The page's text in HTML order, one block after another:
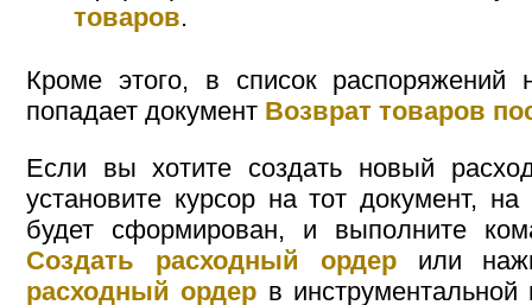
товаров.
Кроме этого, в список распоряжений
попадает документ Возврат товаров
Если вы хотите создать новый
установите курсор на тот документ, на
будет сформирован, и выполните
Создать расходный ордерили
расходный ордер в